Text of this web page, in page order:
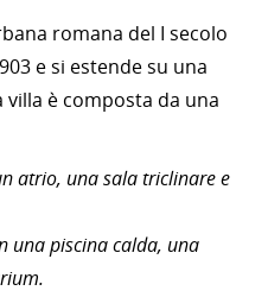
romana del I secolo
e si estende su una
è composta da una
atrio, una sala triclinare e
una piscina calda, una